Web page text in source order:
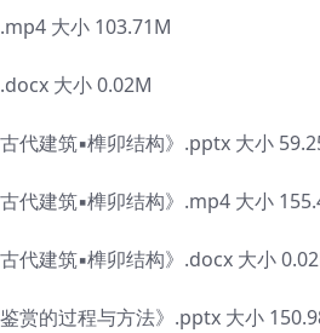
大小 103.71M
大小 0.02M
古代建筑▪榫卯结构》.pptx 大小
古代建筑▪榫卯结构》.mp4 大小
古代建筑▪榫卯结构》.docx 大小
鉴赏的过程与方法》.pptx 大小